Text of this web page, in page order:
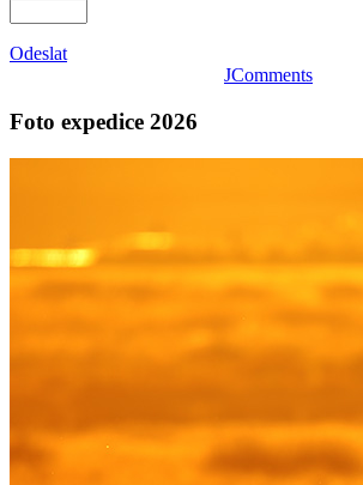
Odeslat
JComments
Foto expedice 2026